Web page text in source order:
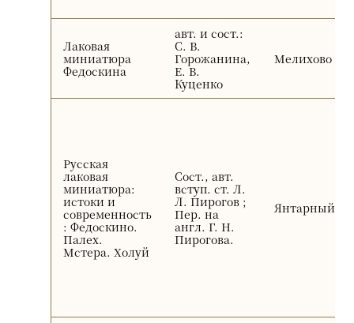
Лаковая
миниатюра
Федоскина
авт. и сост.:
С. В.
Горожанина,
Е. В.
Куценко
Мелихово
Русская
лаковая
миниатюра:
истоки и
современность
: Федоскино.
Палех.
Мстера. Холуй
Сост., авт.
вступ. ст. Л.
Л. Пирогов ;
Пер. на
англ. Г. Н.
Пирогова.
Янтарный